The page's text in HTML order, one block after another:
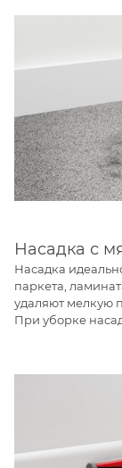
Насадка с
Насадка
паркета,
удаляют мелкую
При уборке